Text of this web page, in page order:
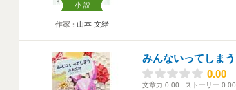
小説
作家 山本 文緒
みんないってしまう
0.00
0.00
文章力 0.00 ストーリー 0.00